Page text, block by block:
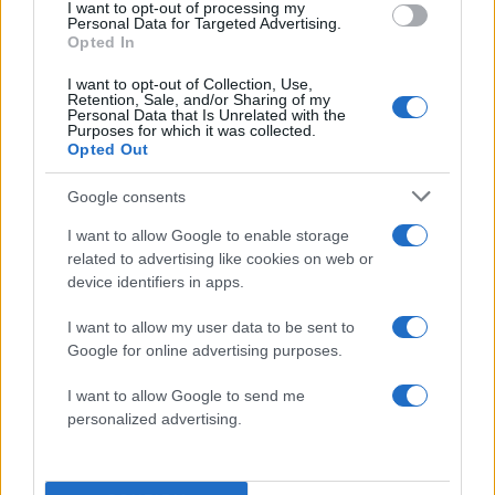
I want to opt-out of processing my
Personal Data for Targeted Advertising.
Opted In
I want to opt-out of Collection, Use,
Retention, Sale, and/or Sharing of my
Personal Data that Is Unrelated with the
Purposes for which it was collected.
Opted Out
Google consents
I want to allow Google to enable storage
related to advertising like cookies on web or
device identifiers in apps.
I want to allow my user data to be sent to
Google for online advertising purposes.
I want to allow Google to send me
personalized advertising.
«Ο Τσάρλι Κερκ είχε επιρροή. Είναι χιλιάδες
τέτοια επιρροή στα 31 του. Θα τον θυμόμαστε
για αυτό» είπε ο υπουργός Εξωτερικών των ΗΠΑ
Μάρκο Ρούμπιο.
Στίβεν Μίλερ, ο ανώτερος σύμβουλος του
Λευκού Οίκου, εξέφρασε την πιο φλογερή και
επιθετική στάση κατά των πολιτικών αντιπάλων.
Μίλησε για τη «δίκαιη οργή» των υποστηρικτών
Κερκ και διαβεβαίωσε ότι οι «δυνάμεις του
κίνημα. Οι πιο ρηξικέλευθες δηλώσεις του
συνάντησαν θερμή υποδοχή από το πλήθος, το
Τραμπ.